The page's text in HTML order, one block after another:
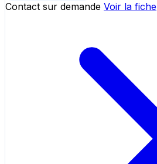
Contact sur demande Voir la fiche